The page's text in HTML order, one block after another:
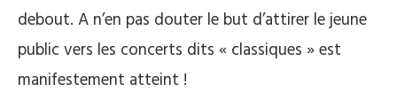
debout. A n’en pas douter le but d’attirer le jeune
public vers les concerts dits « classiques » est
manifestement atteint !